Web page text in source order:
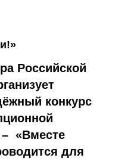
Российской
конкурс
– «Вместе
для